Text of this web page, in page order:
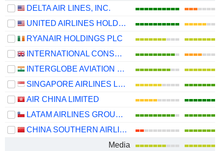
DELTA AIR LINES, INC.
UNITED AIRLINES HOLDINGS, INC.
RYANAIR HOLDINGS PLC
INTERNATIONAL CONSOLIDATED AIRLINES GROUP, S.A.
INTERGLOBE AVIATION LIMITED
SINGAPORE AIRLINES LIMITED
AIR CHINA LIMITED
LATAM AIRLINES GROUP S.A.
CHINA SOUTHERN AIRLINES COMPANY LIMITED
Media